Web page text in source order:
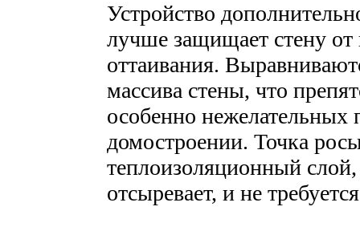
Устройство
лучше защищает стену от
оттаивания.
массива стены, что
особенно
домостроении. Точка
теплоизоляционный
отсыревает, и не